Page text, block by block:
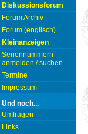
Diskussionsforum
Forum Archiv
Forum (englisch)
Kleinanzeigen
Seriennummern
anmelden / suchen
Termine
Impressum
Und noch...
Umfragen
Links